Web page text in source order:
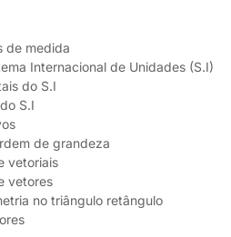
de medida
Internacional de Unidades (S.I)
do S.I
S.I
de grandeza
vetoriais
vetores
no triângulo retângulo